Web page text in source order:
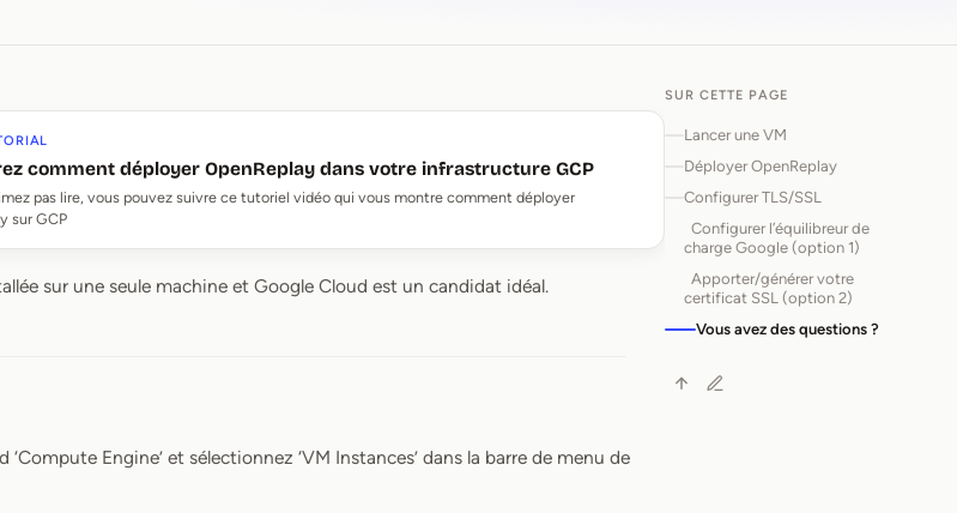
Cloud
comment déployer OpenReplay dans votre infrastructure GCP
pas lire, vous pouvez suivre ce tutoriel vidéo qui vous montre comment déployer
sur GCP
sur une seule machine et Google Cloud est un candidat idéal.
‘Compute Engine’ et sélectionnez ‘VM Instances’ dans la barre de menu de
SUR CETTE PAGE
Lancer une VM
Déployer OpenReplay
Configurer TLS/SSL
Configurer l’équilibreur de
charge Google (option 1)
Apporter/générer votre
certificat SSL (option 2)
Vous avez des questions ?